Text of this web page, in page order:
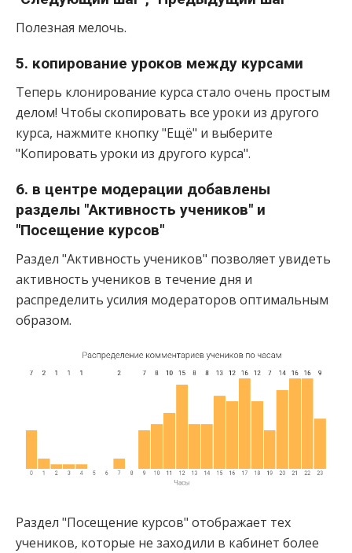
Полезная мелочь.
5. копирование уроков между курсами
Теперь клонирование курса стало очень простым
делом! Чтобы скопировать все уроки из другого
курса, нажмите кнопку "Ещё" и выберите
"Копировать уроки из другого курса".
6. в центре модерации добавлены
разделы "Активность учеников" и
"Посещение курсов"
Раздел "Активность учеников" позволяет увидеть
активность учеников в течение дня и
распределить усилия модераторов оптимальным
образом.
Раздел "Посещение курсов" отображает тех
учеников, которые не заходили в кабинет более